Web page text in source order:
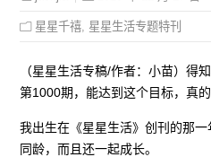
星星千禧 星星生活专题特刊
（星星生活专稿/作者：小苗）得
第1000期，能达到这个目标，真的
我出生在《星星生活》创刊的那
同龄，而且还一起成长。